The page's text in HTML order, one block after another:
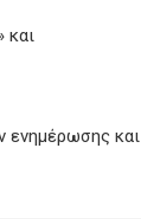
και
ενημέρωσης και